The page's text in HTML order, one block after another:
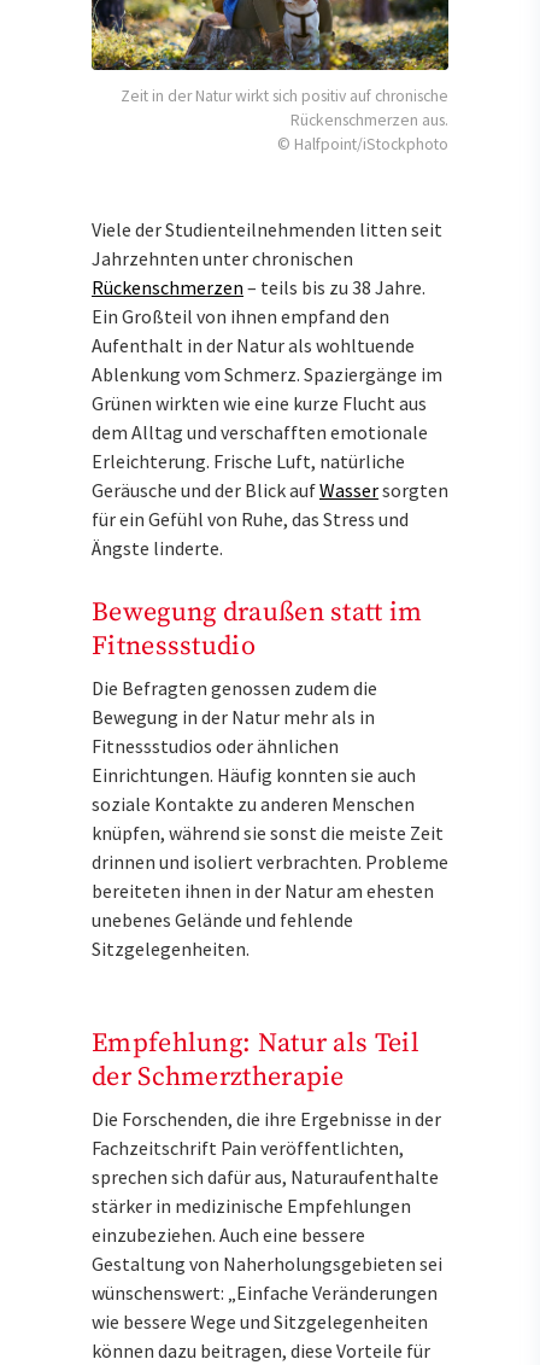
Zeit in der Natur wirkt sich positiv auf chronische
Rückenschmerzen aus.
© Halfpoint/iStockphoto
Viele der Studienteilnehmenden litten seit
Jahrzehnten unter chronischen
Rückenschmerzen – teils bis zu 38 Jahre.
Ein Großteil von ihnen empfand den
Aufenthalt in der Natur als wohltuende
Ablenkung vom Schmerz. Spaziergänge im
Grünen wirkten wie eine kurze Flucht aus
dem Alltag und verschafften emotionale
Erleichterung. Frische Luft, natürliche
Geräusche und der Blick aufWassersorgten
für ein Gefühl von Ruhe, das Stress und
Ängste linderte.
Bewegung draußen statt im
Fitnessstudio
Die Befragten genossen zudem die
Bewegung in der Natur mehr als in
Fitnessstudios oder ähnlichen
Einrichtungen. Häufig konnten sie auch
soziale Kontakte zu anderen Menschen
knüpfen, während sie sonst die meiste Zeit
drinnen und isoliert verbrachten. Probleme
bereiteten ihnen in der Natur am ehesten
unebenes Gelände und fehlende
Sitzgelegenheiten.
Empfehlung: Natur als Teil
der Schmerztherapie
Die Forschenden, die ihre Ergebnisse in der
Fachzeitschrift Pain veröffentlichten,
sprechen sich dafür aus, Naturaufenthalte
stärker in medizinische Empfehlungen
einzubeziehen. Auch eine bessere
Gestaltung von Naherholungsgebieten sei
wünschenswert: „Einfache Veränderungen
wie bessere Wege und Sitzgelegenheiten
können dazu beitragen, diese Vorteile für